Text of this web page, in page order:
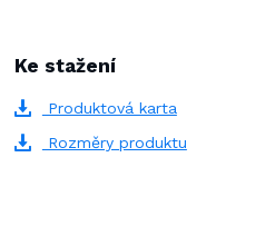
Ke stažení
Produktová karta
Rozměry produktu